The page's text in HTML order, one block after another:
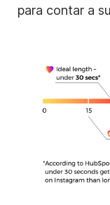
para contar a